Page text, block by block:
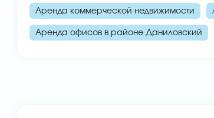
Аренда коммерческой недвижимости
Аренда офисов в районе Даниловский